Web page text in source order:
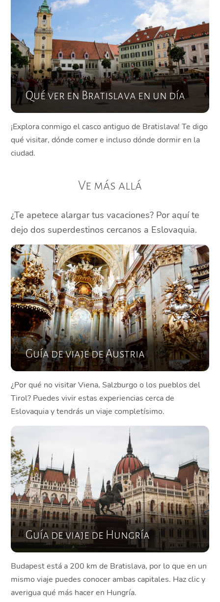
Qué ver en Bratislava en un día
¡Explora conmigo el casco antiguo de Bratislava! Te digo
qué visitar, dónde comer e incluso dónde dormir en la
ciudad.
Ve más allá
¿Te apetece alargar tus vacaciones? Por aquí te
dejo dos superdestinos cercanos a Eslovaquia.
Guía de viaje de Austria
¿Por qué no visitar Viena, Salzburgo o los pueblos del
Tirol? Puedes vivir estas experiencias cerca de
Eslovaquia y tendrás un viaje completísimo.
Guía de viaje de Hungría
Budapest está a 200 km de Bratislava, por lo que en un
mismo viaje puedes conocer ambas capitales. Haz clic y
averigua qué más hacer en Hungría.